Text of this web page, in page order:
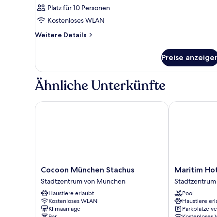
Platz für 10 Personen
Kostenloses WLAN
Weitere Details
Weitere
Preise
Ähnliche Unterkünfte
Cocoon
München
Stachus
Stadtzentrum
von
München
Cocoon München Stachus
Stadtzentrum von München
Haustiere erlaubt
Kostenloses WLAN
Klimaanlage
Cocoon München Stachus
Maritim
Hotel
München
Stadtzentrum
von
München
Maritim
Pool
Haustiere
Parkplätze
Maritim